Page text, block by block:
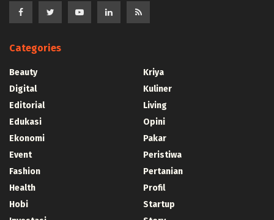
Categories
Beauty
Digital
Editorial
Edukasi
Ekonomi
Event
Fashion
Health
Hobi
Kriya
Kuliner
Living
Opini
Pakar
Peristiwa
Pertanian
Profil
Startup